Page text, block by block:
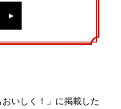
いしく！」に掲載した